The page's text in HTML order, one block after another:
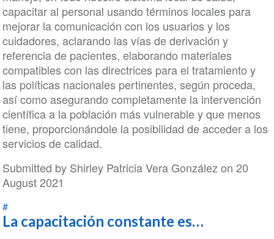
capacitar al personal usando términos locales para
mejorar la comunicación con los usuarios y los
cuidadores, aclarando las vías de derivación y
referencia de pacientes, elaborando materiales
compatibles con las directrices para el tratamiento y
las políticas nacionales pertinentes, según proceda,
así como asegurando completamente la intervención
científica a la población más vulnerable y que menos
tiene, proporcionándole la posibilidad de acceder a los
servicios de calidad.
Submitted by Shirley Patricia Vera González on 20
August 2021
#
La capacitación constante es…